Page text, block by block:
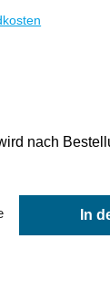
nach
In